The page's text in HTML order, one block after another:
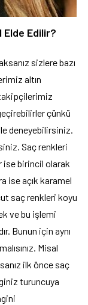
Elde Edilir?
sizlere bazı
altın
çünkü
deneyebilirsiniz.
Saç renkleri
ise birincil olarak
ise açık karamel
saç renkleri koyu
ve bu işlemi
Bunun için aynı
Misal
ilk önce saç
turuncuya